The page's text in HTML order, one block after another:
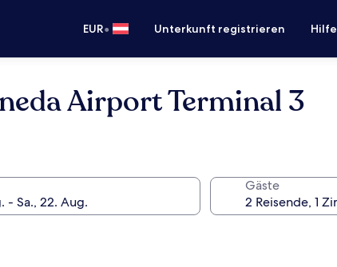
EUR• Unterkunft registrieren Hilfe
Airport Terminal 3
Gäste